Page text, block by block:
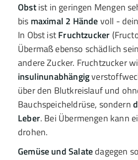
Obstist in geringen Mengen
bis maximal 2 Händevoll -
In Obst istFruchtzucker
Übermaß ebenso schädlich
andere Zucker. Fruchtzucker
insulinunabhängig
über den Blutkreislauf und
Bauchspeicheldrüse, sondern
Leber. Bei Übermengen kann
drohen.
Gemüse und Salatedagegen